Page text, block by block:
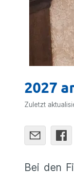
2027
Zuletzt
Bei den